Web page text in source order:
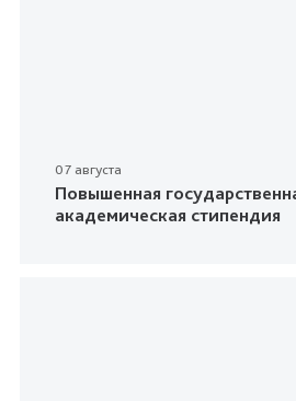
07 августа
Повышенная
академическая стипендия